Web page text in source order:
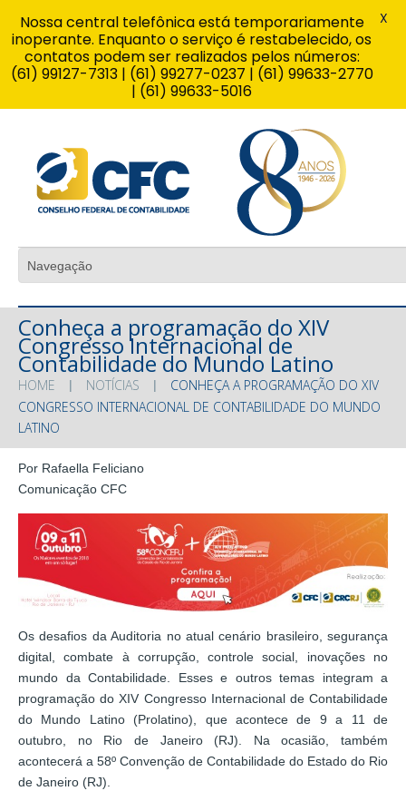
Conheça a programação do XIV
Congresso Internacional de
Contabilidade do Mundo Latino
HOME NOTÍCIAS
CONHEÇA A PROGRAMAÇÃO DO XIV
CONGRESSO INTERNACIONAL DE CONTABILIDADE DO MUNDO
LATINO
Por Rafaella Feliciano
Comunicação CFC
Os desafios da Auditoria no atual cenário brasileiro, segurança
digital, combate à corrupção, controle social, inovações no
mundo da Contabilidade. Esses e outros temas integram a
programação do XIV Congresso Internacional de Contabilidade
do Mundo Latino (Prolatino), que acontece de 9 a 11 de
outubro, no Rio de Janeiro (RJ). Na ocasião, também
acontecerá a 58º Convenção de Contabilidade do Estado do Rio
de Janeiro (RJ).
Nossa central telefônica está temporariamente
inoperante. Enquanto o serviço é restabelecido, os
contatos podem ser realizados pelos números:
(61) 99127-7313 | (61) 99277-0237 | (61) 99633-2770
| (61) 99633-5016
X